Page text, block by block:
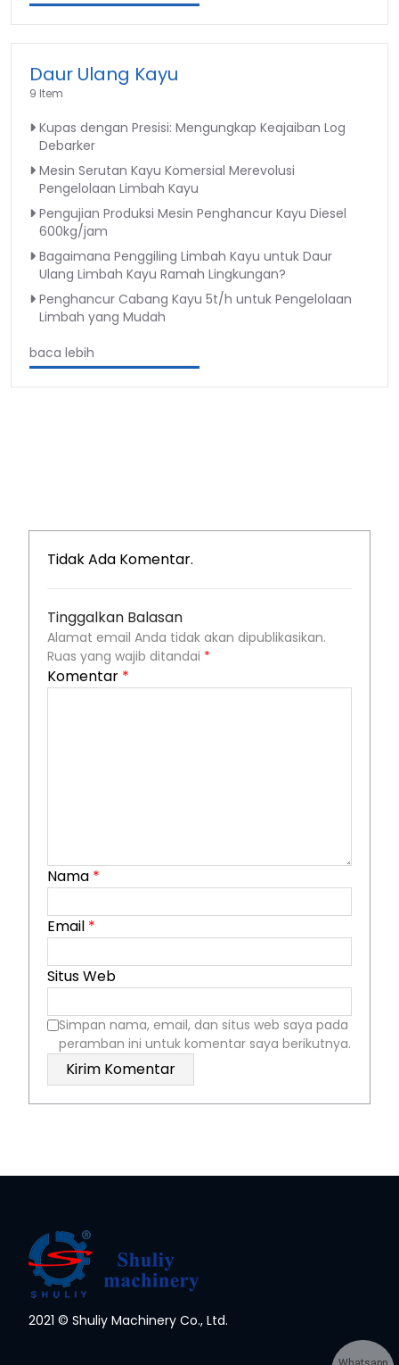
Daur Ulang Kayu
9 Item
Kupas dengan Presisi: Mengungkap Keajaiban Log
Debarker
Mesin Serutan Kayu Komersial Merevolusi
Pengelolaan Limbah Kayu
Pengujian Produksi Mesin Penghancur Kayu Diesel
600kg/jam
Bagaimana Penggiling Limbah Kayu untuk Daur
Ulang Limbah Kayu Ramah Lingkungan?
Penghancur Cabang Kayu 5t/h untuk Pengelolaan
Limbah yang Mudah
baca lebih
Tidak Ada Komentar.
Tinggalkan Balasan
Alamat email Anda tidak akan dipublikasikan.
Ruas yang wajib ditandai *
Komentar *
Nama *
Email *
Situs Web
Simpan nama, email, dan situs web saya pada
peramban ini untuk komentar saya berikutnya.
2021 © Shuliy Machinery Co., Ltd.